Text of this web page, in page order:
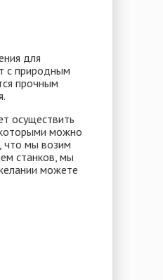
для
с природным
прочным
осуществить
можно
что мы возим
станков, мы
можете